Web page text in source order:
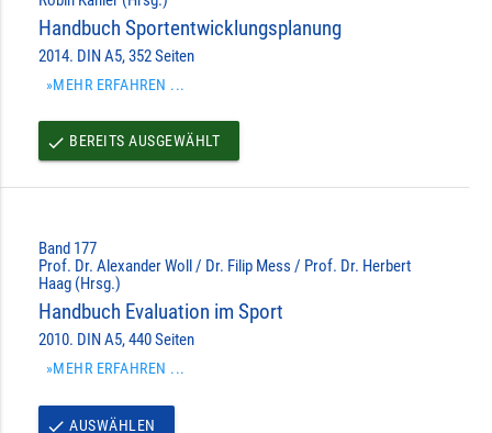
Handbuch Sportentwicklungsplanung
2014. DIN A5, 352 Seiten
»MEHR ERFAHREN ...
done BEREITS AUSGEWÄHLT
Band 177
Prof. Dr. Alexander Woll / Dr. Filip Mess / Prof. Dr. Herbert
Haag (Hrsg.)
Handbuch Evaluation im Sport
2010. DIN A5, 440 Seiten
»MEHR ERFAHREN ...
done AUSWÄHLEN